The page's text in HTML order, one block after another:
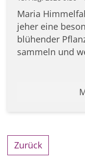
Maria
jeher eine
blühender
sammeln und
Zurück